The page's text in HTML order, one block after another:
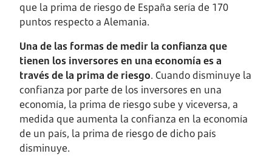
que la prima de riesgo de España sería de 170
puntos respecto a Alemania.
Una de las formas de medir la confianza que
tienen los inversores en una economía es a
través de la prima de riesgo. Cuando disminuye la
confianza por parte de los inversores en una
economía, la prima de riesgo sube y viceversa, a
medida que aumenta la confianza en la economía
de un país, la prima de riesgo de dicho país
disminuye.